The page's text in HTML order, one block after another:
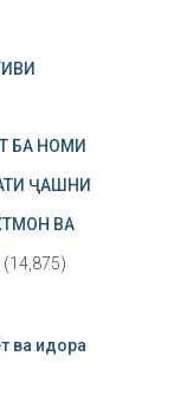
БА НОМИ
ҶАШНИ
ВА
(14,875)
ва идора